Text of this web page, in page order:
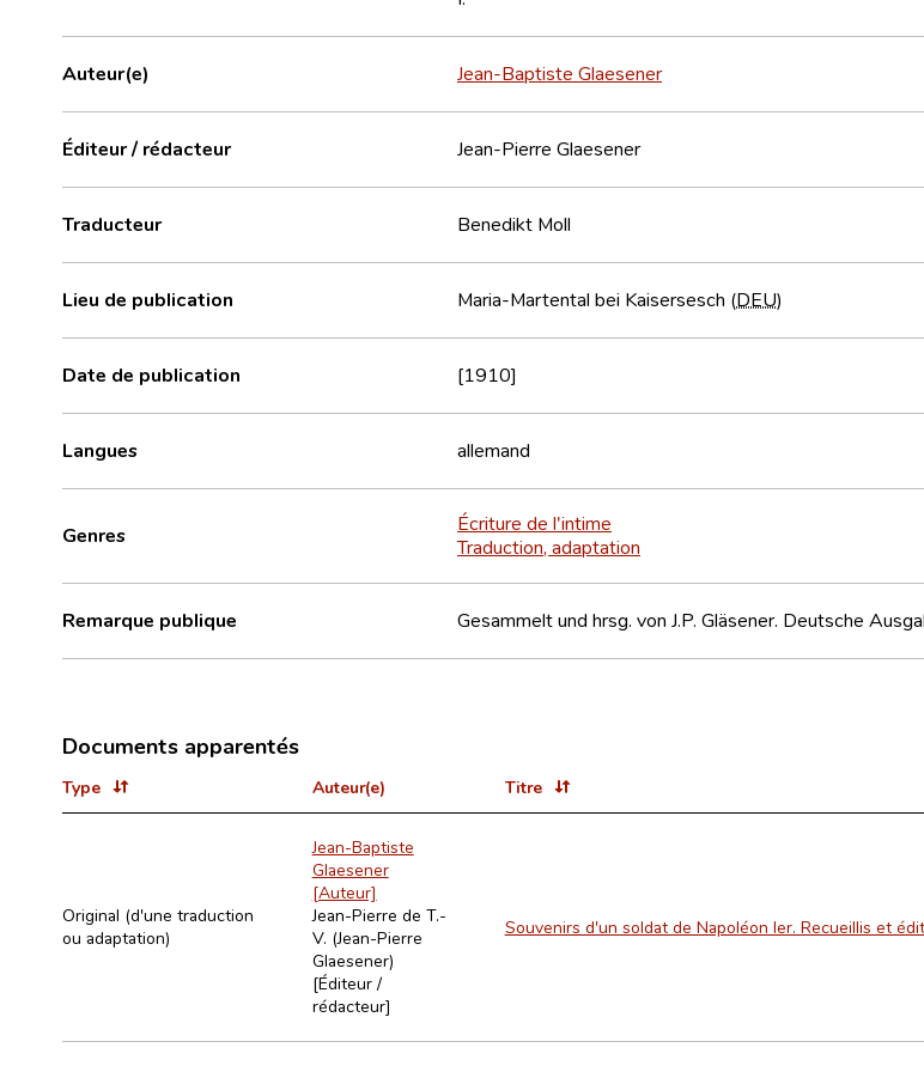
Auteur(e) Jean-Baptiste Glaesener
Éditeur / rédacteur Jean-Pierre Glaesener
Traducteur Benedikt Moll
Lieu de publication Maria-Martental bei Kaisersesch (DEU)
Date de publication [1910]
Langues allemand
Genres
Écriture de l'intime
Traduction, adaptation
Remarque publique Gesammelt und hrsg. von J.P. Gläsener. Deutsche
Documents apparentés
Type Auteur(e) Titre
Original (d'une traduction
ou adaptation)
Jean-Baptiste
Glaesener
[Auteur]
Jean-Pierre de T.-
V. (Jean-Pierre
Glaesener)
[Éditeur /
rédacteur]
Souvenirs d'un soldat de Napoléon Ier. Recueillis et